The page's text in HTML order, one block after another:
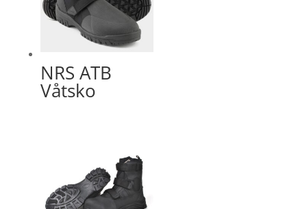
NRS ATB
Våtsko